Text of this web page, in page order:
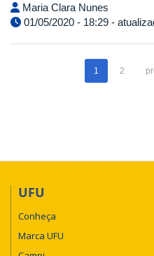
Maria Clara Nunes
01/05/2020 - 18:29 -
1 2
UFU
Conheça
Marca UFU